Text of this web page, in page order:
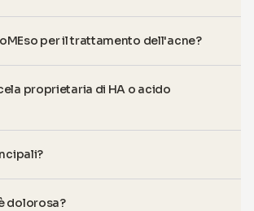
per il trattamento dell'acne?
proprietaria di HA o acido
dolorosa?